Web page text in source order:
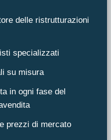
delle ristrutturazioni
specializzati
su misura
in ogni fase del
prezzi di mercato